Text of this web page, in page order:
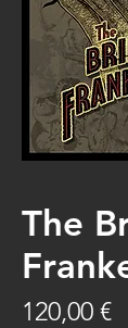
The
120,00 €